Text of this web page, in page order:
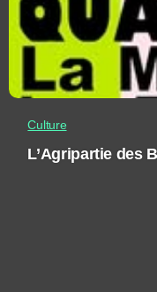
Culture
L’Agripartie des